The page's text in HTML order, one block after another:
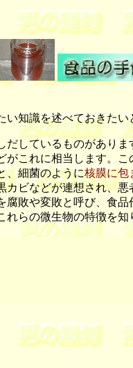
知識を述べておきたい
しているものがあり
これに相当します。
、細菌のように核膜に包
ビなどが連想され、
敗や変敗と呼び、食
らの微生物の特徴を